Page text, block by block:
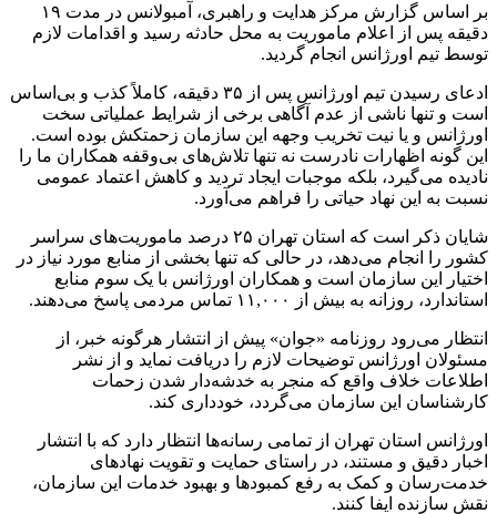
بر اساس گزارش مرکز هدایت و راهبری، آمبولانس در مدت ۱۹
دقیقه پس از اعلام ماموریت به محل حادثه رسید و اقدامات لازم
توسط تیم اورژانس انجام گردید.
ادعای رسیدن تیم اورژانس پس از ۳۵ دقیقه، کاملاً کذب و بی‌اساس
است و تنها ناشی از عدم آگاهی برخی از شرایط عملیاتی سخت
اورژانس و یا نیت تخریب وجهه این سازمان زحمتکش بوده است.
این گونه اظهارات نادرست نه تنها تلاش‌های بی‌وقفه همکاران ما را
نادیده می‌گیرد، بلکه موجبات ایجاد تردید و کاهش اعتماد عمومی
نسبت به این نهاد حیاتی را فراهم می‌آورد.
شایان ذکر است که استان تهران ۲۵ درصد ماموریت‌های سراسر
کشور را انجام می‌دهد، در حالی که تنها بخشی از منابع مورد نیاز در
اختیار این سازمان است و همکاران اورژانس با یک سوم منابع
استاندارد، روزانه به بیش از ۱۱,۰۰۰ تماس مردمی پاسخ می‌دهند.
انتظار می‌رود روزنامه «جوان» پیش از انتشار هرگونه خبر، از
مسئولان اورژانس توضیحات لازم را دریافت نماید و از نشر
اطلاعات خلاف واقع که منجر به خدشه‌دار شدن زحمات
کارشناسان این سازمان می‌گردد، خودداری کند.
اورژانس استان تهران از تمامی رسانه‌ها انتظار دارد که با انتشار
اخبار دقیق و مستند، در راستای حمایت و تقویت نهادهای
خدمت‌رسان و کمک به رفع کمبودها و بهبود خدمات این سازمان،
نقش سازنده ایفا کنند.